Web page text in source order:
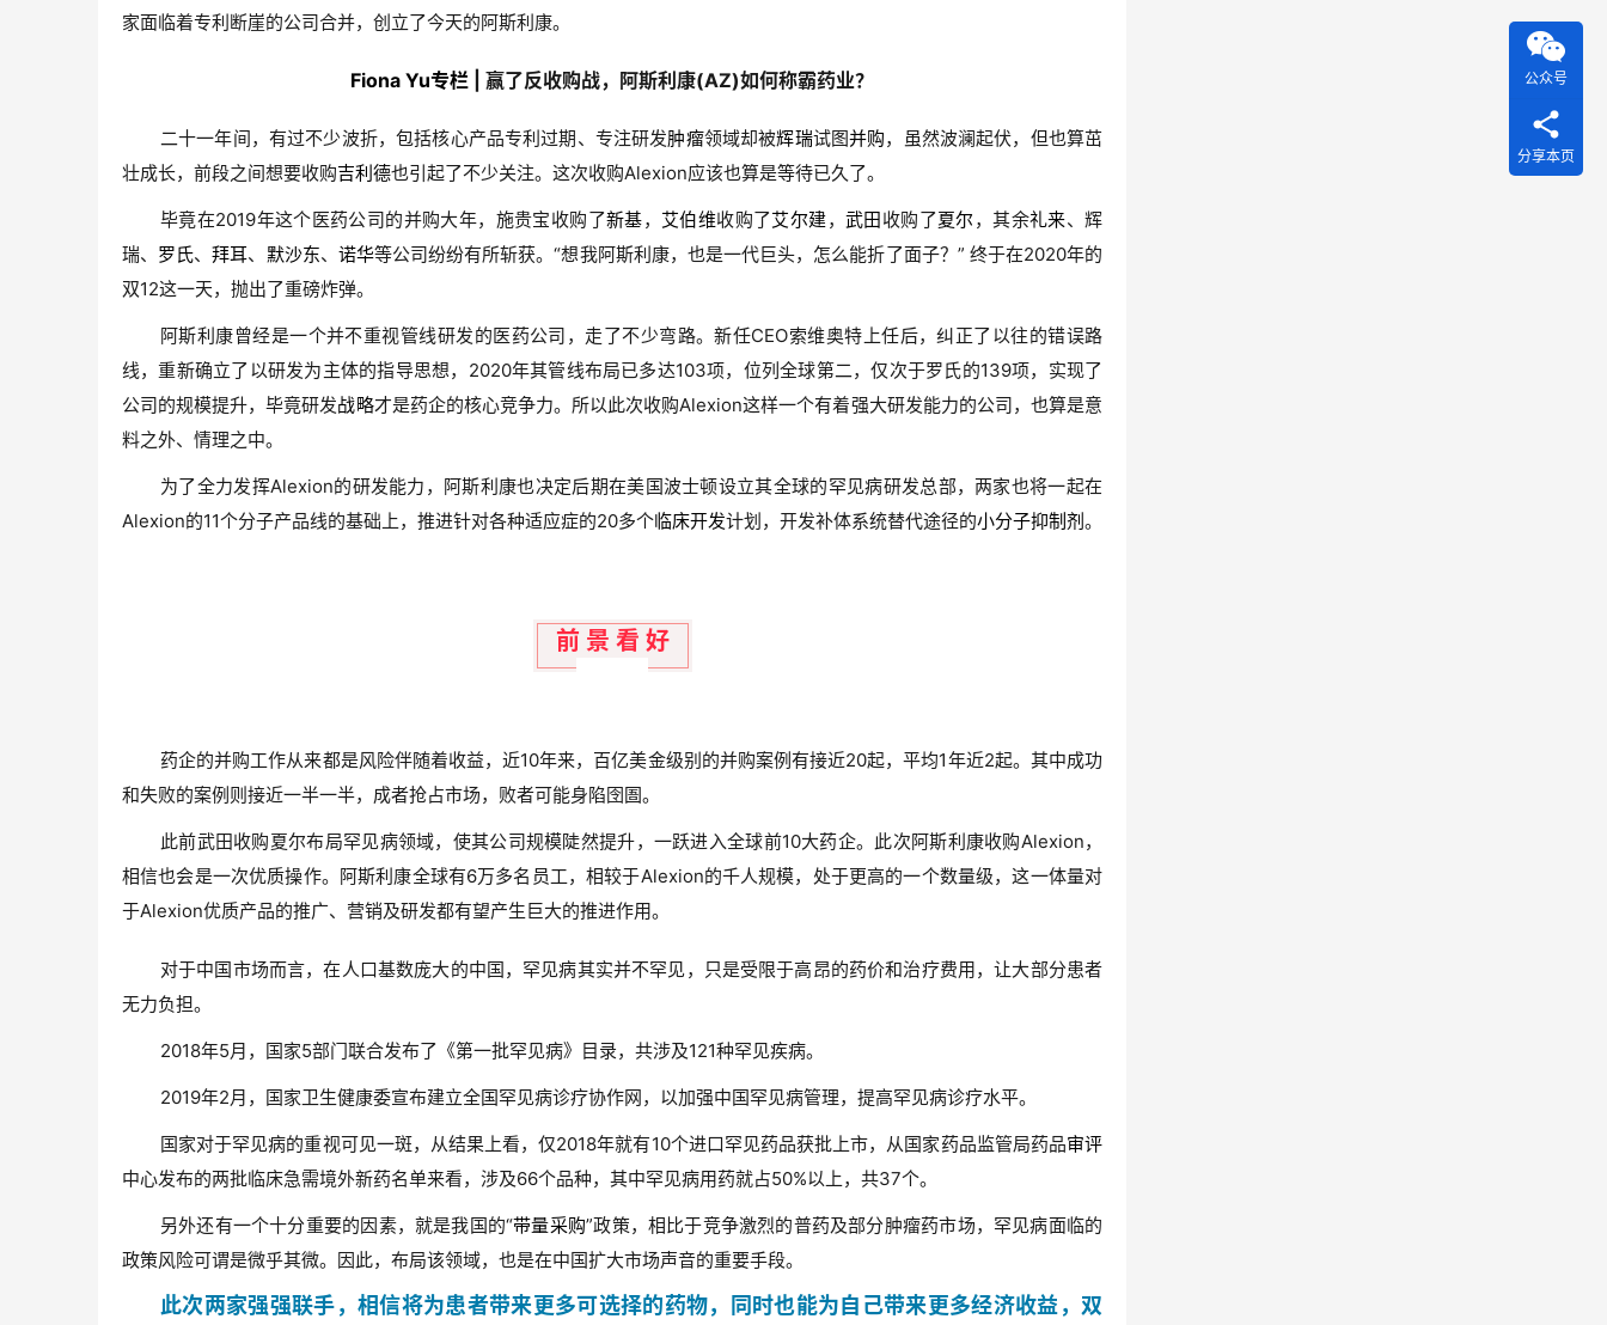
家面临着专利断崖的公司合并，创立了今天的阿斯利康。
Fiona Yu专栏 | 赢了反收购战，阿斯利康(AZ)如何称霸药业？
二十一年间，有过不少波折，包括核心产品专利过期、专注研发肿瘤领域却被辉瑞试图并购，虽然波澜起伏，但也算茁
壮成长，前段之间想要收购吉利德也引起了不少关注。这次收购Alexion应该也算是等待已久了。
毕竟在2019年这个医药公司的并购大年，施贵宝收购了新基， 艾伯维收购了艾尔建， 武田收购了夏尔 ，其余礼来、辉
瑞、 罗氏、拜耳、 默沙东、 诺华等公司纷纷有所斩获。“想我阿斯利康，也是一代巨头，怎么能折了面子？” 终于在2020年的
双12这一天，抛出了重磅炸弹。
阿斯利康曾经是一个并不重视管线研发的医药公司，走了不少弯路。新任CEO索维奥特上任后，纠正了以往的错误路
线，重新确立了以研发为主体的指导思想，2020年其管线布局已多达103项，位列全球第二，仅次于罗氏的139项，实现了
公司的规模提升，毕竟研发战略才是药企的核心竞争力。所以此次收购Alexion这样一个有着强大研发能力的公司，也算是意
料之外、情理之中。
为了全力发挥Alexion的研发能力，阿斯利康也决定后期在美国波士顿设立其全球的罕见病研发总部，两家也将一起在
Alexion的11个分子产品线的基础上，推进针对各种适应症的20多个临床开发计划，开发补体系统替代途径的小分子抑制剂。
前 景 看 好
药企的并购工作从来都是风险伴随着收益，近10年来，百亿美金级别的并购案例有接近20起，平均1年近2起。其中成功
和失败的案例则接近一半一半，成者抢占市场，败者可能身陷囹圄。
此前武田收购夏尔布局罕见病领域，使其公司规模陡然提升，一跃进入全球前10大药企。此次阿斯利康收购Alexion，
相信也会是一次优质操作。阿斯利康全球有6万多名员工，相较于Alexion的千人规模，处于更高的一个数量级，这一体量对
于Alexion优质产品的推广、营销及研发都有望产生巨大的推进作用。
对于中国市场而言，在人口基数庞大的中国，罕见病其实并不罕见，只是受限于高昂的药价和治疗费用，让大部分患者
无力负担。
2018年5月，国家5部门联合发布了《第一批罕见病》目录，共涉及121种罕见疾病。
2019年2月，国家卫生健康委宣布建立全国罕见病诊疗协作网，以加强中国罕见病管理，提高罕见病诊疗水平。
国家对于罕见病的重视可见一斑，从结果上看，仅2018年就有10个进口罕见药品获批上市，从国家药品监管局药品审评
中心发布的两批临床急需境外新药名单来看，涉及66个品种，其中罕见病用药就占50%以上，共37个。
另外还有一个十分重要的因素，就是我国的“带量采购”政策，相比于竞争激烈的普药及部分肿瘤药市场，罕见病面临的
政策风险可谓是微乎其微。因此，布局该领域，也是在中国扩大市场声音的重要手段。
此次两家强强联手，相信将为患者带来更多可选择的药物，同时也能为自己带来更多经济收益，双
公众号
分享本页